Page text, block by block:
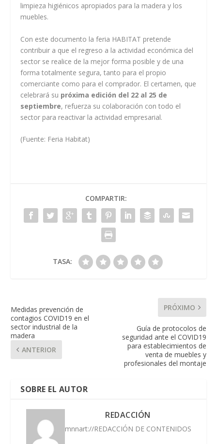
limpieza higiénicos apropiados para la madera y los
muebles.
Con este documento la feria HABITAT pretende
contribuir a que el regreso a la actividad económica del
sector se realice de la mejor forma posible y de una
forma totalmente segura, tanto para el propio
comerciante como para el comprador. El certamen, que
celebrará su próxima edición del 22 al 25 de
septiembre, refuerza su colaboración con todo el
sector para reactivar la actividad empresarial.
(Fuente: Feria Habitat)
COMPARTIR:
TASA:
Medidas prevención de
contagios COVID19 en el
sector industrial de la
madera
ANTERIOR
PRÓXIMO
Guía de protocolos de
seguridad ante el COVID19
para establecimientos de
venta de muebles y
profesionales del montaje
SOBRE EL AUTOR
REDACCIÓN
mnnart://REDACCIÓN DE CONTENIDOS